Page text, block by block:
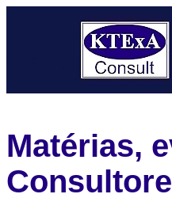
Matérias,